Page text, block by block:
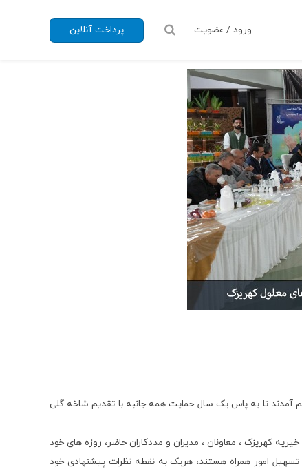
پرداخت آنلاین ورود / عضویت
آمدند تا به پاس یک سال حمایت همه جانبه با تقدیم شاخه گلی
کهریزک ، معاونان ، مدیران و مددکاران حاضر، روزه های خود
امور همراه هستند، هریک به نقطه نظرات پیشنهادی خود